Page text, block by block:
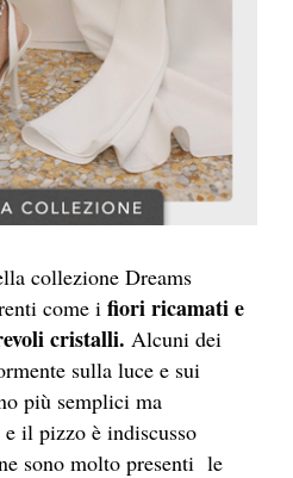
collezione Dreams
come i fiori ricamati e
cristalli. Alcuni dei
sulla luce e sui
più semplici ma
il pizzo è indiscusso
sono molto presenti le